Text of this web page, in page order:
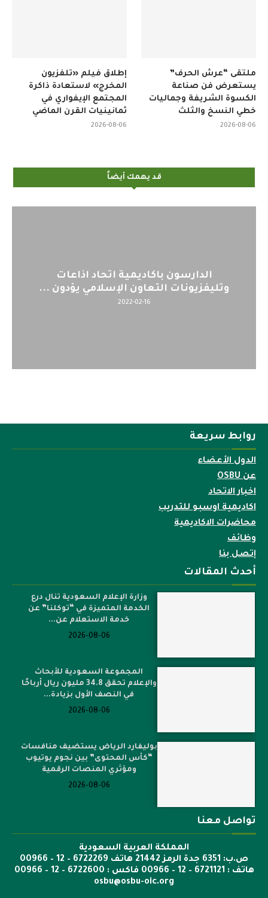
إطلاق فيلم «تلفزيون
المخرج» لاستعادة ذاكرة
المجتمع الإيفواري في
ثمانينيات القرن الماضي
2026-08-06
ملتقى “عرش الحرف”
يستعرض فن صناعة
الكسوة الشريفة وجماليات
خطي النسخ والثلث
2026-08-06
قد يهمك أيضاً
اليوم : المشاركة بالاجتماع التحضيري
لمنظمي قمة اسيا...
2022-04-12
روابط سريعة
الدول الأعضاء
عن OSBU
اخبار الاتحاد
اكاديمية اوسبو للتدريب
محاضرات الاكاديمية
وظائف
إتصل بنا
أحدث المقالات
وزارة الإعلام السعودية تنال درع
الخدمة المتميزة في “توكلنا” عن
خدمة الاستعلام عن...
2026-08-06
المجموعة السعودية للأبحاث
والإعلام تحقق 34.8 مليون ريال أرباحًا
في النصف الأول بزيادة...
2026-08-06
بوليفارد الرياض يستضيف منافسات
“كأس المحتوى” بين نجوم يوتيوب
ومؤثري المنصات الرقمية
2026-08-06
تواصل معنا
المملكة العربية السعودية
ص.ب: 6351 جدة الرمز 21442 هاتف 6722269 – 12 – 00966
هاتف : 6721121 – 12 – 00966 فاكس : 6722600 – 12 – 00966
osbu@osbu-oic.org